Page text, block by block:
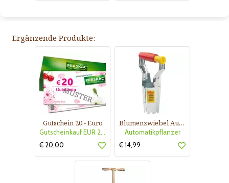
Ergänzende Produkte:
Gutschein 20.- Euro
Gutscheinkauf EUR 20.-
€ 20,00
Blumenzwiebel Automatikpflanzer
Automatikpflanzer
€ 14,99